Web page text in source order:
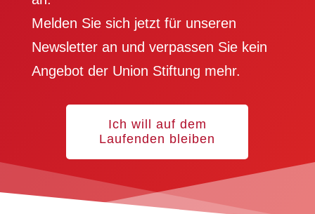
Melden Sie sich jetzt für unseren
Newsletter an und verpassen Sie kein
Angebot der Union Stiftung mehr.
Ich will auf dem
Laufenden bleiben